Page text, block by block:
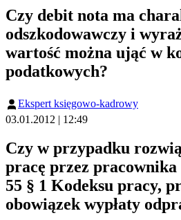
Czy debit nota ma
odszkodowawczy i
wartość można ująć w
podatkowych?
Ekspert księgowo-kadrowy
03.01.2012 | 12:49
Czy w przypadku
pracę przez
55 § 1 Kodeksu pracy,
obowiązek wypłaty